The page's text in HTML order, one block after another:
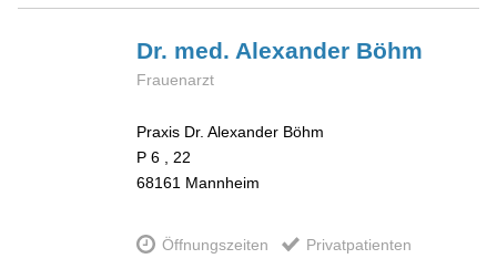
Dr. med. Alexander Böhm
Frauenarzt
Praxis Dr. Alexander Böhm
P 6 , 22
68161 Mannheim
Öffnungszeiten Privatpatienten